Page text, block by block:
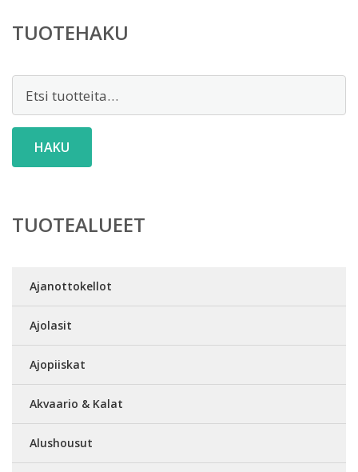
TUOTEHAKU
HAKU
TUOTEALUEET
Ajanottokellot
Ajolasit
Ajopiiskat
Akvaario & Kalat
Alushousut